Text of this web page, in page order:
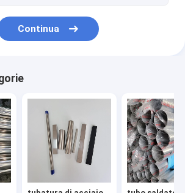
Continua